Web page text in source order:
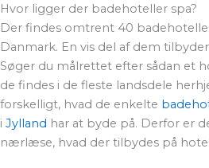
Hvor ligger der badehoteller spa?
Der findes omtrent 40
Danmark. En vis del af dem
Søger du målrettet efter sådan et
de findes i de fleste landsdele
forskelligt, hvad de enkelte
i Jylland har at byde på. Derfor er
nærlæse, hvad der tilbydes på